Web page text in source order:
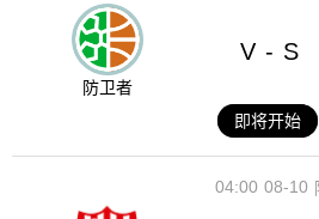
防卫者
V - S
即将开始
08-10
04:00